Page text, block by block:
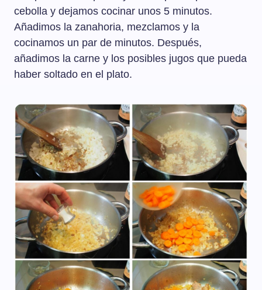
cebolla y dejamos cocinar unos 5 minutos.
Añadimos la zanahoria, mezclamos y la
cocinamos un par de minutos. Después,
añadimos la carne y los posibles jugos que pueda
haber soltado en el plato.